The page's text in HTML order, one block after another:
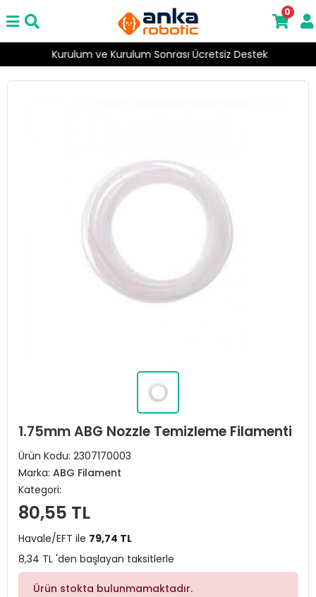
Kurulum ve Kurulum Sonrası Ücretsiz Destek
0
1.75mm ABG Nozzle Temizleme Filamenti
Ürün Kodu: 2307170003
Marka: ABG Filament
Kategori:
80,55 TL
Havale/EFT ile 79,74 TL
8,34 TL 'den başlayan taksitlerle
Ürün stokta bulunmamaktadır.